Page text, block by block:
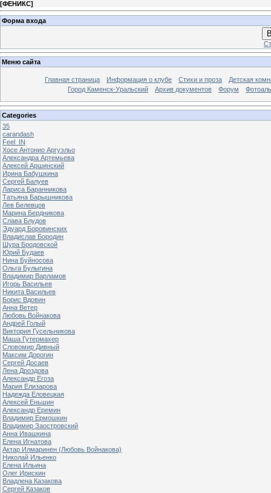
[ФЕНИКС]
Форма входа
Меню сайта
Главная страница Информация о клубе Стихи и проза
Детская
Город Каменск-Уральский
Архив документов Форум
Categories
35
carandash
Feel_IN
Хосе Антонио Аргуэльо
Александра Артемьева
Алексей Аршинский
Ирина Бабушкина
Сергей Балуев
Лариса Баранникова
Татьяна Барышникова
Лев Белевцов
Марина Бердникова
Слава Блудов
Эдуард Боровинских
Владислав Бородин
Шура Бродовской
Юрий Будаев
Нина Буйносова
Ольга Булыгина
Владимир Варламов
Игорь Васильев
Никита Васильев
Борис Вдовин
Анна Ветер
Любовь Войнакова
Андрей Голый
Виктория Гусельникова
Маша Гутермахер
Словомир Дивный
Максим Дорогин
Сергей Досаев
Лена Дроздова
Александр Егоза
Мария Елизарова
Надежда Еловецкая
Алексей Еньшин
Александр Еремин
Владимир Ермошкин
Владимир Заостровский
Анна Ивашкина
Елена Игнатова
Актар Илмаринен (Любовь Войнакова)
Николай Ильенко
Елена Ильина
Олег Ирискин
Владлена Казакова
Сергей Казаков